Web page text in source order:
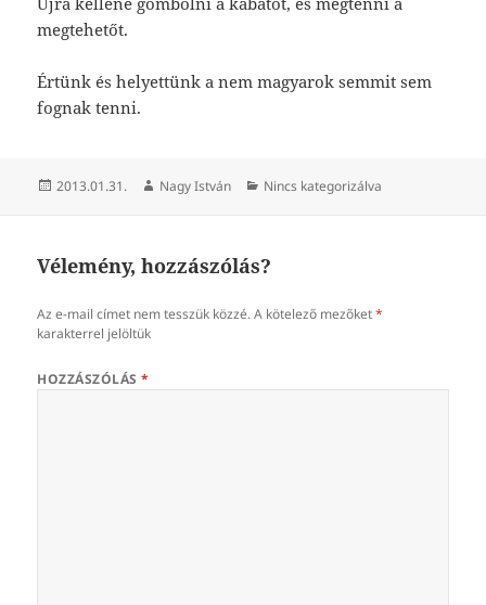
megtehetőt.
Értünk és helyettünk a nem magyarok semmit sem
fognak tenni.
Közzétéve
2013.01.31. Szerző
Nagy István Kategória
Nincs kategorizálva
Vélemény, hozzászólás?
Az e-mail címet nem tesszük közzé. A kötelező mezőket*
karakterrel jelöltük
HOZZÁSZÓLÁS*